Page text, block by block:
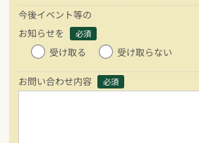
今後イベント等の
お知らせを 必須
受け取る 受け取らない
お問い合わせ内容 必須